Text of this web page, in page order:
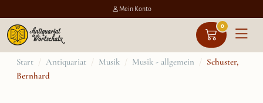
Mein Konto
0
Zum
Inhalt
Start / Antiquariat / Musik / Musik - allgemein / Schuster,
Bernhard